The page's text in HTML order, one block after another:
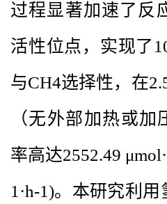
过程显著加速了反
活性位点，实现了
与CH4选择性，在
（无外部加热或加
率高达2552.49
1·h-1)。本研究利